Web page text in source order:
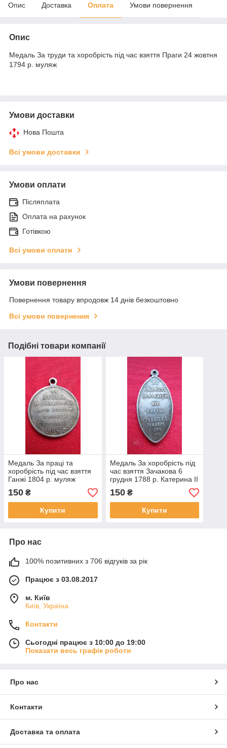
Опис Доставка Оплата Умови повернення
Опис
Медаль За труди та хоробрість під час взяття Праги 24 жовтня
1794 р. муляж
Умови доставки
Нова Пошта
Всі умови доставки
Умови оплати
Післяплата
Оплата на рахунок
Готівкою
Всі умови оплати
Умови повернення
Повернення товару впродовж 14 днів безкоштовно
Всі умови повернення
Подібні товари компанії
Медаль За праці та
хоробрість під час взяття
Ганжі 1804 р. муляж
150 ₴
Купити
Медаль За хоробрість під
час взяття Зачакова 6
грудня 1788 р. Катерина II
муляж
150₴
Купити
Про нас
100% позитивних з 706 відгуків за рік
Працює з 03.08.2017
м. Київ
Київ, Україна
Контакти
Сьогодні працює з 10:00 до 19:00
Показати весь графік роботи
Про нас
Контакти
Доставка та оплата